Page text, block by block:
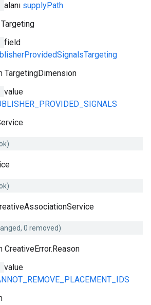
alanı supplyPath
field
TargetingDimension
value
0 removed)
CreativeError.Reason
value